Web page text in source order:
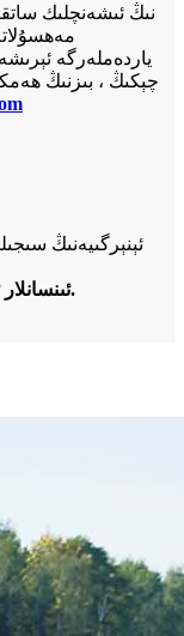
ياردەملەرگە
چېكىڭ ، بىزنىڭ
ئېنېرگىيەنىڭ
ئىنسانلار ئۈچۈن تېخىمۇ گۈزەل تۇرمۇش يارىتىش.